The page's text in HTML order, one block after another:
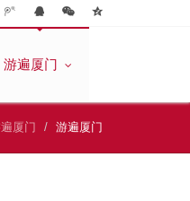
游遍厦门
厦门 游遍厦门